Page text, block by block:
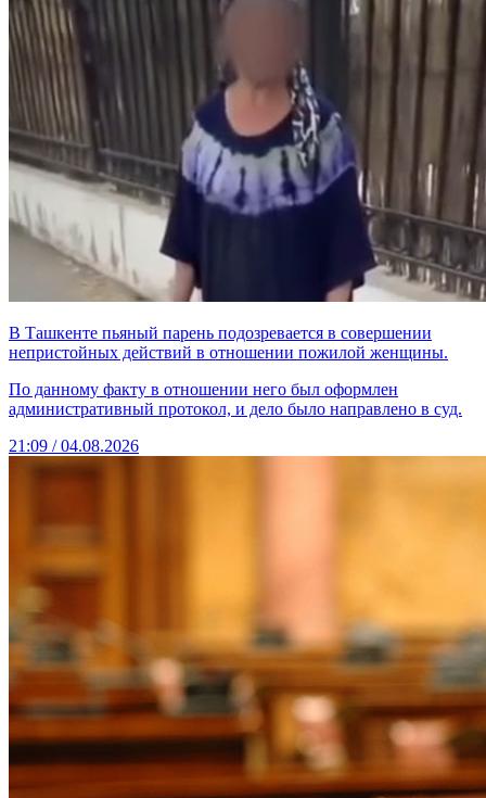
В Ташкенте пьяный парень подозревается в совершении
непристойных действий в отношении пожилой женщины.
По данному факту в отношении него был оформлен
административный протокол, и дело было направлено в суд.
21:09 / 04.08.2026